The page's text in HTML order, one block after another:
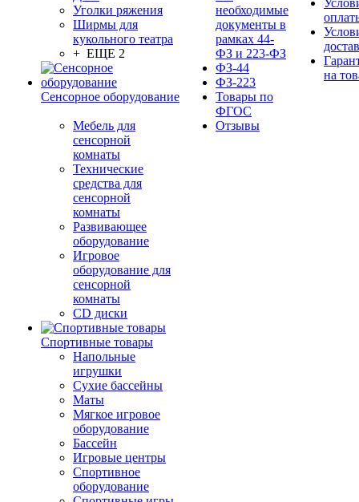
Уголки ряжения
Ширмы для
кукольного театра
+ ЕЩЕ 2
Сенсорное оборудование
Мебель для
сенсорной
комнаты
Технические
средства для
сенсорной
комнаты
Развивающее
оборудование
Игровое
оборудование для
сенсорной
комнаты
CD диски
Спортивные товары
Напольные
игрушки
Сухие бассейны
Маты
Мягкое игровое
оборудование
Бассейн
Игровые центры
Спортивное
оборудование
необходимые
документы в
рамках 44-
ФЗ и 223-ФЗ
ФЗ-44
ФЗ-223
Товары по
ФГОС
Отзывы
на